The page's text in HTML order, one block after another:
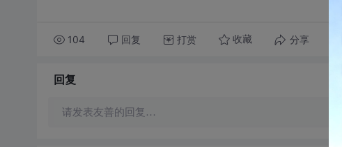
104 回复 打赏 收藏 分享
回复
请发表友善的回复…